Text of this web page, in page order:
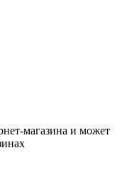
магазина и может